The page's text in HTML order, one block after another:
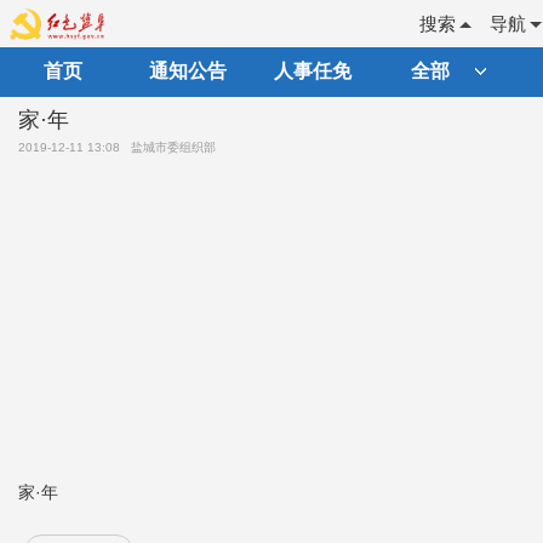
导航
搜索
首页 通知公告 人事任免 全部
家·年
2019-12-11 13:08 盐城市委组织部
家·年